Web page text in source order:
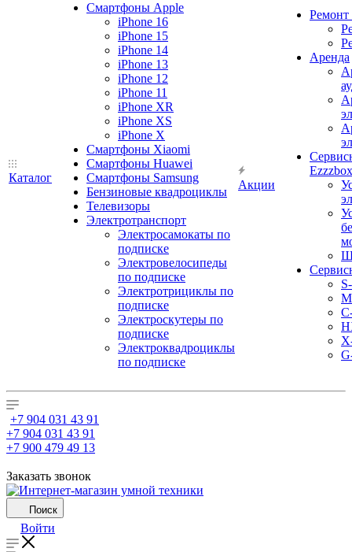
Каталог
Смартфоны Apple
iPhone 16
iPhone 15
iPhone 14
iPhone 13
iPhone 12
iPhone 11
iPhone XR
iPhone XS
iPhone X
Смартфоны Xiaomi
Смартфоны Huawei
Смартфоны Samsung
Бензиновые квадроциклы
Телевизоры
Электротранспорт
Электросамокаты по
подписке
Электровелосипеды
по подписке
Электротрициклы по
подписке
Электроскутеры по
подписке
Электроквадроциклы
по подписке
Акции
Ремонт
Аренда
Ezzzbox
+7 904 031 43 91
+7 904 031 43 91
+7 900 479 49 13
Заказать звонок
Поиск
Войти